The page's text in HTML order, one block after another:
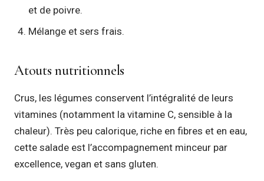
et de poivre.
Mélange et sers frais.
Atouts nutritionnels
Crus, les légumes conservent l’intégralité de leurs
vitamines (notamment la vitamine C, sensible à la
chaleur). Très peu calorique, riche en fibres et en eau,
cette salade est l’accompagnement minceur par
excellence, vegan et sans gluten.